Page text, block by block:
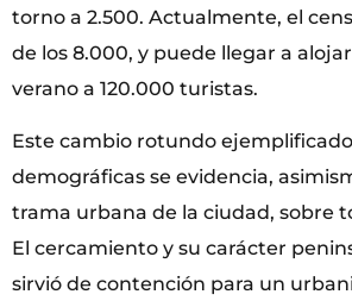
torno a 2.500. Actualmente, el
de los 8.000, y puede llegar a
verano a 120.000 turistas.
Este cambio rotundo
demográficas se evidencia,
trama urbana de la ciudad, sobre
El cercamiento y su carácter
sirvió de contención para un